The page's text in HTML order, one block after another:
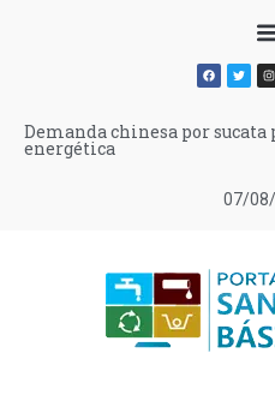
07/
Demanda chinesa por
energética